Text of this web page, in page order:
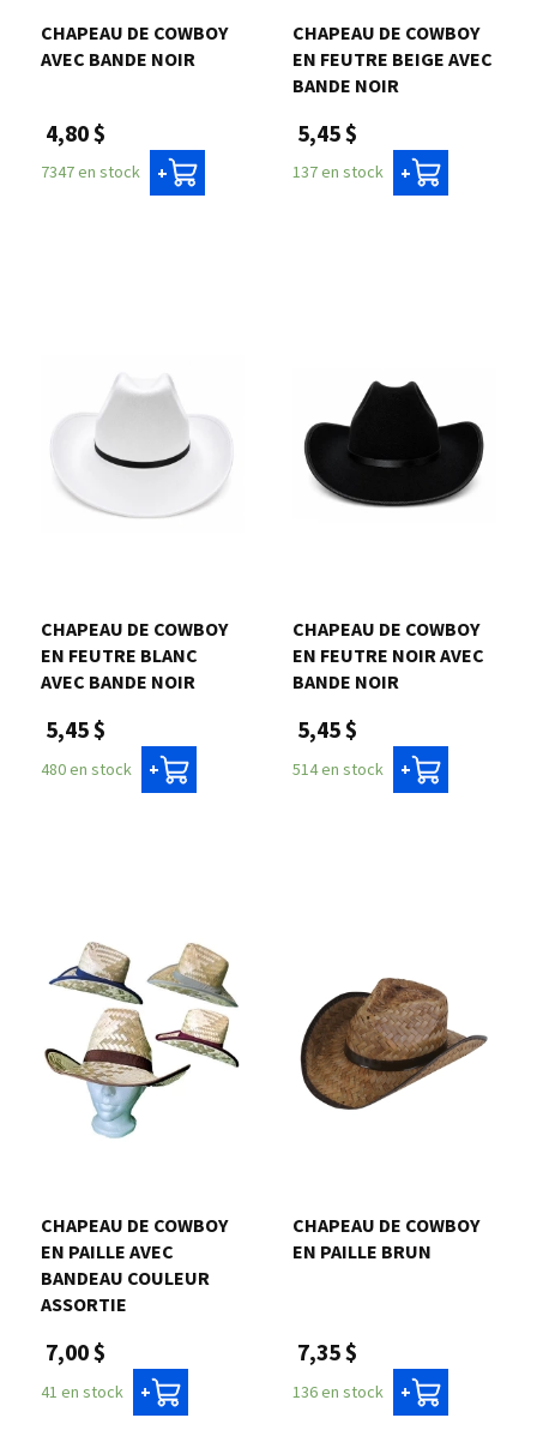
CHAPEAU DE COWBOY
AVEC BANDE NOIR
4,80 $
7347 en stock +
CHAPEAU DE COWBOY
EN FEUTRE BEIGE AVEC
BANDE NOIR
5,45 $
137 en stock +
CHAPEAU DE COWBOY
EN FEUTRE BLANC
AVEC BANDE NOIR
5,45 $
480 en stock +
CHAPEAU DE COWBOY
EN FEUTRE NOIR AVEC
BANDE NOIR
5,45 $
514 en stock +
CHAPEAU DE COWBOY
EN PAILLE AVEC
BANDEAU COULEUR
ASSORTIE
7,00 $
41 en stock +
CHAPEAU DE COWBOY
EN PAILLE BRUN
7,35 $
136 en stock +